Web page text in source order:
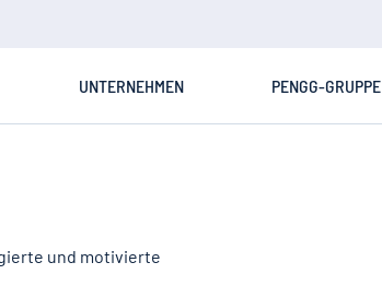
UNTERNEHMEN PENGG-GRUPPE
und motivierte